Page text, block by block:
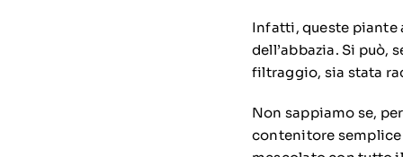
Infatti, queste piante
dell’abbazia. Si può,
filtraggio, sia stata
Non sappiamo se,
contenitore semplice